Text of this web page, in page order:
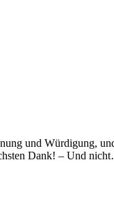
und Würdigung,
Dank! – Und